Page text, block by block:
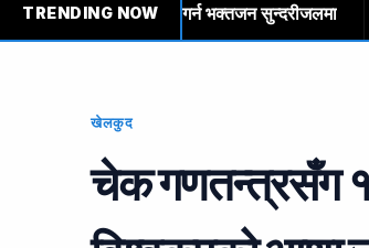
TRENDING NOW
बोलबम यात्रा गर्न भक्तजन सुन्दरीजलमा
खेलकुद
चेक गणतन्त्रसँग